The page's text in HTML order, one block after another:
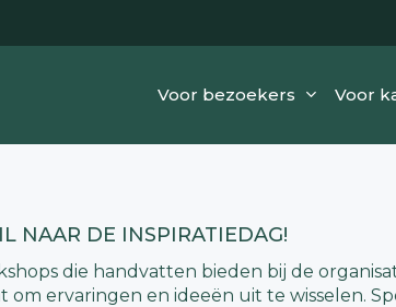
Voor bezoekers Voor
NAAR DE INSPIRATIEDAG!
die handvatten bieden bij de
om ervaringen en ideeën uit te wisselen.